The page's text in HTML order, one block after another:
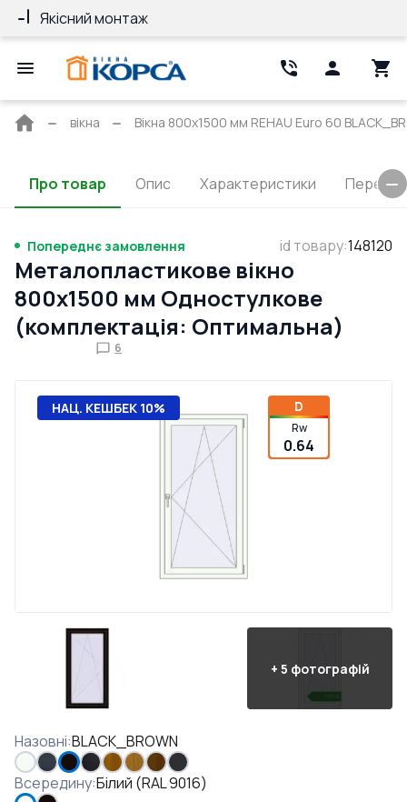
Якісний монтаж
Головна
вікна Вікна 800x1500 мм REHAU Euro 60
Про товар Опис Характеристики
Попереднє замовлення id товару:148120
Металопластикове вікно
800x1500 мм Одностулкове
(комплектація: Оптимальна)
6
НАЦ. КЕШБЕК 10% D
Rw
0.64
+ 5 фотографій
Назовні:BLACK_BROWN
Всередину:Білий (RAL 9016)